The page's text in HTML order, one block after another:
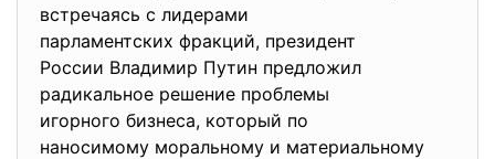
встречаясь с лидерами
парламентских фракций, президент
России Владимир Путин предложил
радикальное решение проблемы
игорного бизнеса, который по
наносимому моральному и материальному